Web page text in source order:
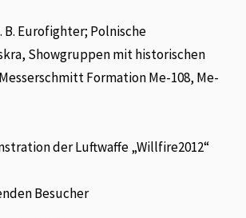
B. Eurofighter; Polnische
Showgruppen mit historischen
Formation Me-108, Me-
der Luftwaffe „Willfire2012“
Besucher